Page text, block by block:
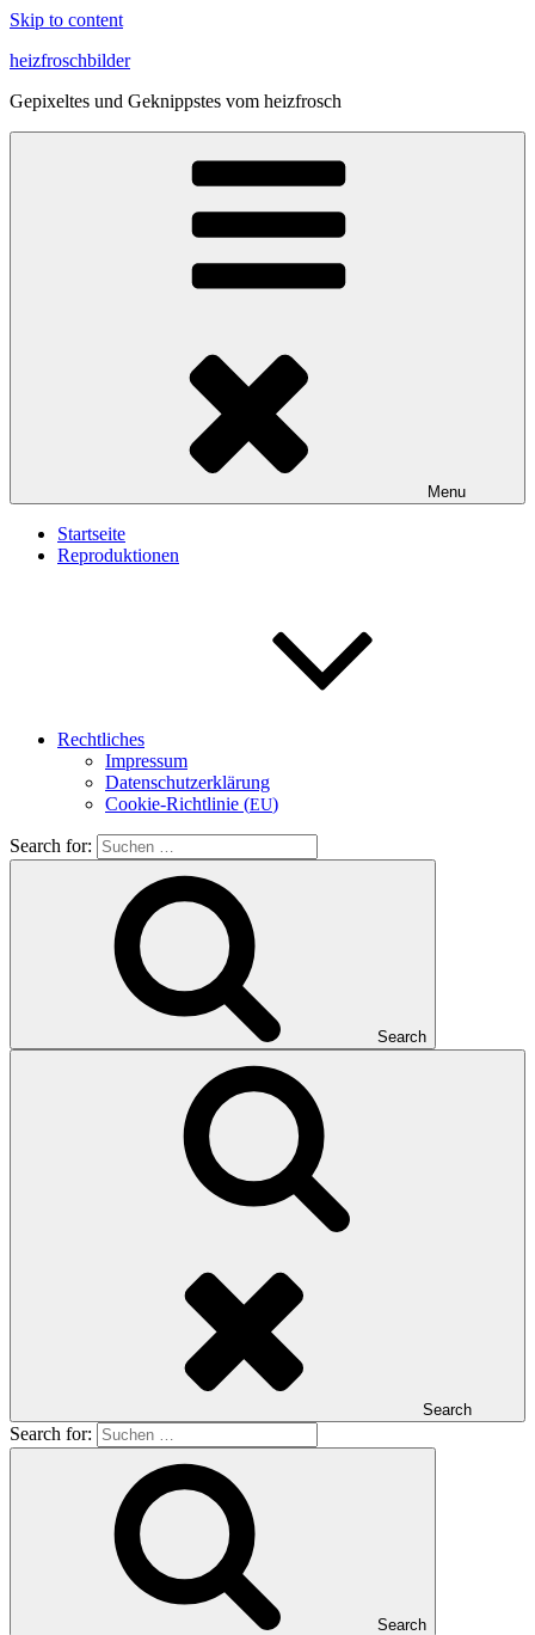
Skip to content
heizfroschbilder
Gepixeltes und Geknippstes vom heizfrosch
Menu
Start­sei­te
Repro­duk­tio­nen
Recht­li­ches
Impres­sum
Daten­schutz­er­klä­rung
Coo­kie-Rich­t­­li­­nie (EU)
Search for:
Search
Search
Search for:
Search